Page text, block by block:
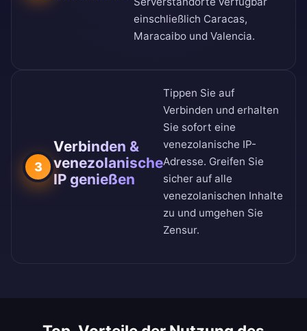
einschließlich Caracas,
Maracaibo und Valencia.
3
Verbinden &
venezolanische
IP genießen
Tippen Sie auf
Verbinden und erhalten
Sie sofort eine
venezolanische IP-
Adresse. Greifen Sie
sicher auf alle
venezolanischen Inhalte
zu und umgehen Sie
Zensur.